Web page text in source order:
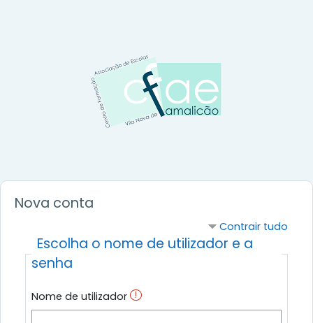
Nova conta
Contrair tudo
Escolha o nome de utilizador e a
senha
Nome de utilizador